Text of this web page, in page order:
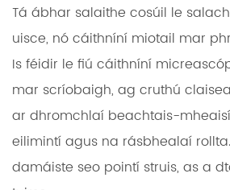
Tá ábhar salaithe cosúil le
uisce, nó cáithníní miotail mar
Is féidir le fiú cáithníní
mar scríobaigh, ag cruthú
ar dhromchlaí beachtais-
eilimintí agus na rásbhealaí
damáiste seo pointí struis, as a